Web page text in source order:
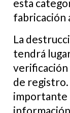
esta
fabricación
La
tendrá
verificación
de registro.
importante